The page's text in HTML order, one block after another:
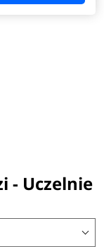
- Uczelnie